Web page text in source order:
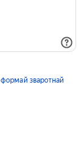
формай зваротнай